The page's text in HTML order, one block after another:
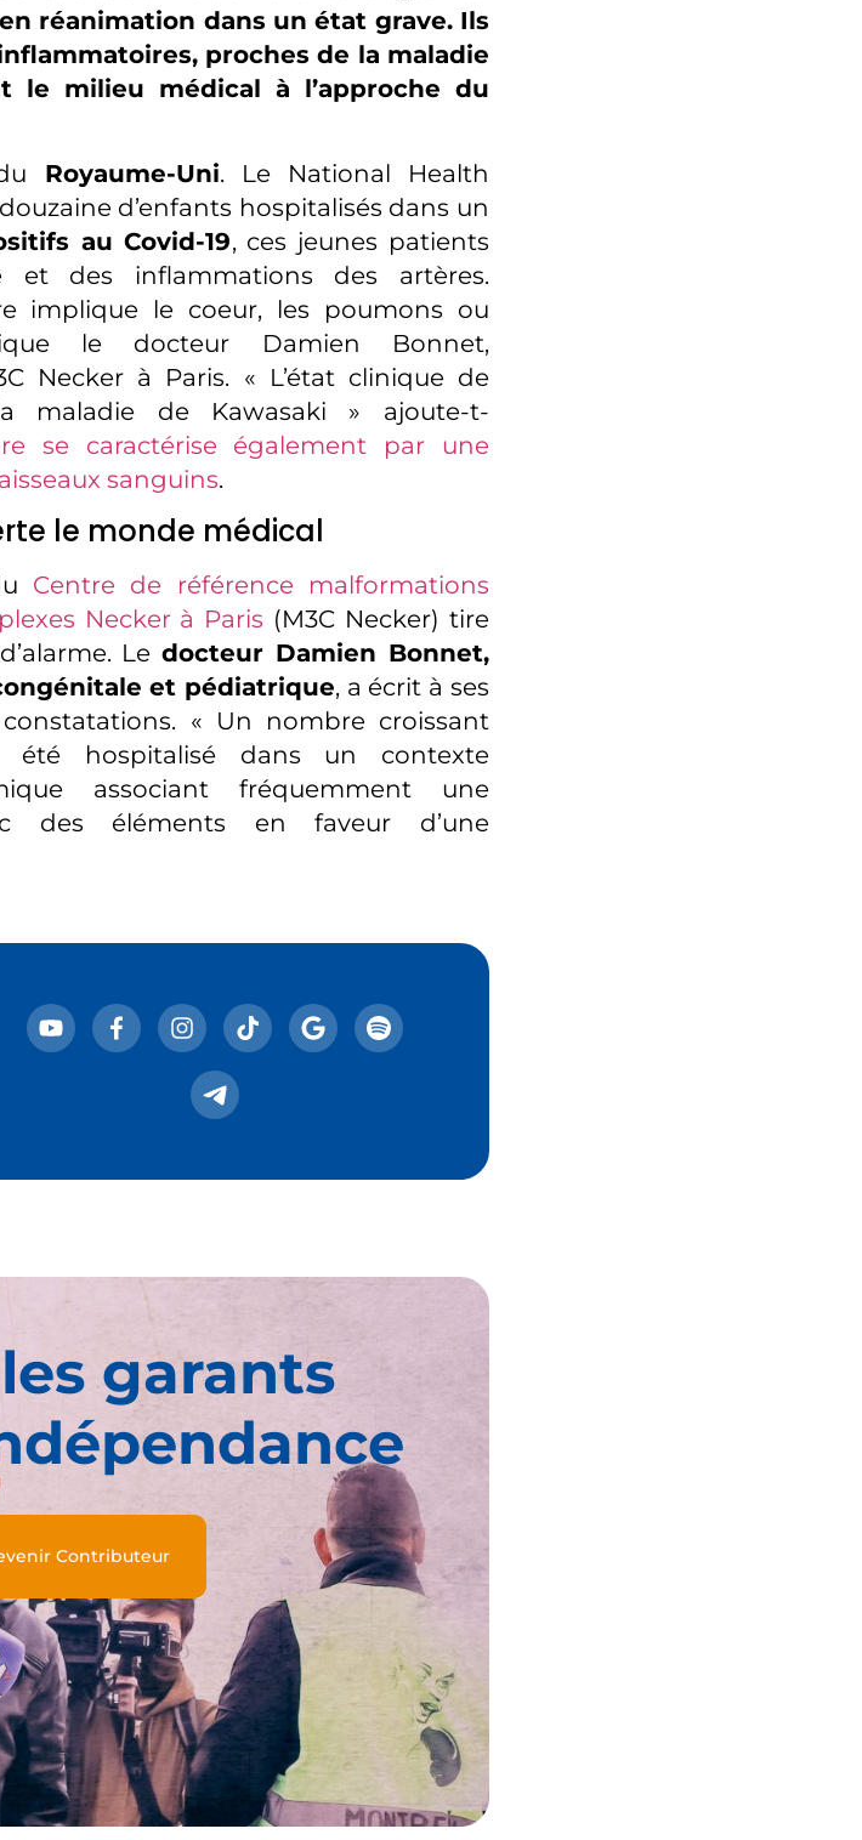
réanimation dans un état grave. Ils
proches de la maladie
le milieu médical à l’approche du
Royaume-Uni. Le National Health
d’enfants hospitalisés dans un
au Covid-19, ces jeunes patients
et des inflammations des artères.
implique le coeur, les poumons ou
le docteur Damien Bonnet,
Necker à Paris. « L’état clinique de
maladie de Kawasaki » ajoute-t-
se caractérise également par une
sanguins.
le monde médical
Centre de référence malformations
Necker à Paris (M3C Necker) tire
Ledocteur Damien Bonnet,
et pédiatrique, a écrit à ses
« Un nombre croissant
été hospitalisé dans un contexte
associant fréquemment une
des éléments en faveur d’une
garants
Contributeur